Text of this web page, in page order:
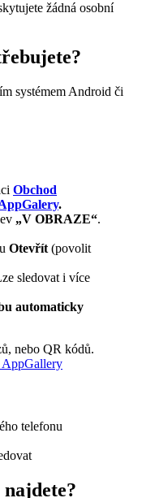
žádná osobní
systémem Android či
Obchod
.
„V OBRAZE“.
Otevřít (povolit
sledovat i více
automaticky
nebo QR kódů.
telefonu